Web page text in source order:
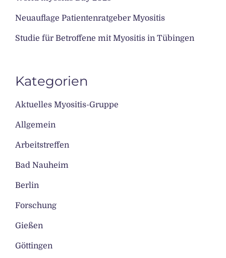
Neuauflage Patientenratgeber Myositis
Studie für Betroffene mit Myositis in Tübingen
Kategorien
Aktuelles Myositis-Gruppe
Allgemein
Arbeitstreffen
Bad Nauheim
Berlin
Forschung
Gießen
Göttingen